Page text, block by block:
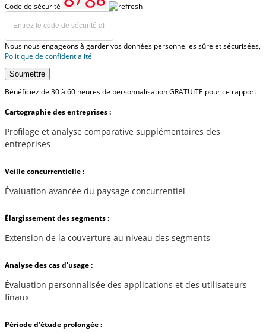
Code de sécurité
Nous nous engageons à garder vos données personnelles sûre et sécurisées,
Politique de confidentialité
Soumettre
Bénéficiez de 30 à 60 heures de personnalisation GRATUITE pour ce rapport
Cartographie des entreprises :
Profilage et analyse comparative supplémentaires des
entreprises
Veille concurrentielle :
Évaluation avancée du paysage concurrentiel
Élargissement des segments :
Extension de la couverture au niveau des segments
Analyse des cas d’usage :
Évaluation personnalisée des applications et des utilisateurs
finaux
Période d’étude prolongée :